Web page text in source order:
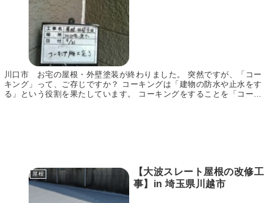
川口市 お宅の屋根・外壁塗装が終わりました。 突然ですが、「コー
キング」って、ご存じですか？ コーキングは「建物の防水や止水をす
る」という役割を果たしています。 コーキングをすることを「コーキ
屋根
【大波スレート屋根の改修工
事】in 埼玉県川越市